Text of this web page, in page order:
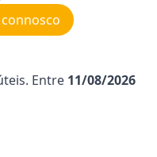
connosco
Entre 11/08/2026